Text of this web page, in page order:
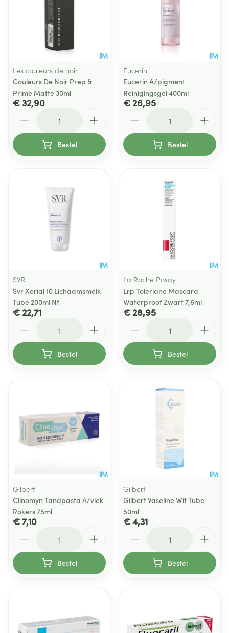
Les couleurs de noir
Couleurs De Noir Prep &
Prime Matte 30ml
€ 32,90
Bestel
Eucerin
Eucerin A/pigment
Reinigingsgel 400ml
€ 26,95
Bestel
SVR
Svr Xerial 10 Lichaamsmelk
Tube 200ml Nf
€ 22,71
Bestel
La Roche Posay
Lrp Toleriane Mascara
Waterproof Zwart 7,6ml
€ 28,95
Bestel
Gilbert
Clinomyn Tandpasta A/vlek
Rokers 75ml
€ 7,10
Bestel
Gilbert
Gilbert Vaseline Wit Tube
50ml
€ 4,31
Bestel